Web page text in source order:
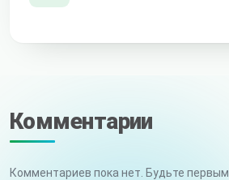
Комментарии
Комментариев пока нет. Будьте первым.